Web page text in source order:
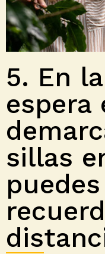
5. En
espera
sillas